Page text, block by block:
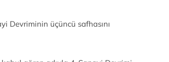
Devriminin üçüncü safhasını